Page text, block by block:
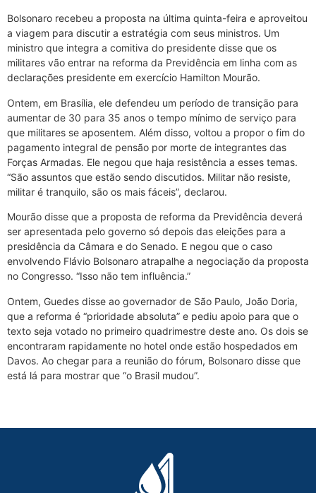
Bolsonaro recebeu a proposta na última quinta-feira e aproveitou
a viagem para discutir a estratégia com seus ministros. Um
ministro que integra a comitiva do presidente disse que os
militares vão entrar na reforma da Previdência em linha com as
declarações presidente em exercício Hamilton Mourão.
Ontem, em Brasília, ele defendeu um período de transição para
aumentar de 30 para 35 anos o tempo mínimo de serviço para
que militares se aposentem. Além disso, voltou a propor o fim do
pagamento integral de pensão por morte de integrantes das
Forças Armadas. Ele negou que haja resistência a esses temas.
“São assuntos que estão sendo discutidos. Militar não resiste,
militar é tranquilo, são os mais fáceis”, declarou.
Mourão disse que a proposta de reforma da Previdência deverá
ser apresentada pelo governo só depois das eleições para a
presidência da Câmara e do Senado. E negou que o caso
envolvendo Flávio Bolsonaro atrapalhe a negociação da proposta
no Congresso. “Isso não tem influência.”
Ontem, Guedes disse ao governador de São Paulo, João Doria,
que a reforma é “prioridade absoluta” e pediu apoio para que o
texto seja votado no primeiro quadrimestre deste ano. Os dois se
encontraram rapidamente no hotel onde estão hospedados em
Davos. Ao chegar para a reunião do fórum, Bolsonaro disse que
está lá para mostrar que “o Brasil mudou”.